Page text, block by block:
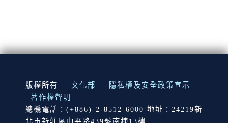
:::
版權所有 文化部
隱私權及安全政策宣示
著作權聲明
總機電話：(+886)-2-8512-6000 地址：24219新